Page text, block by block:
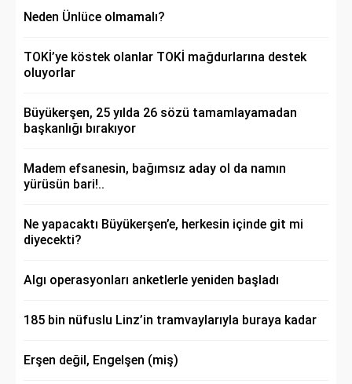
Neden Ünlüce olmamalı?
TOKİ’ye köstek olanlar TOKİ mağdurlarına destek
oluyorlar
Büyükerşen, 25 yılda 26 sözü tamamlayamadan
başkanlığı bırakıyor
Madem efsanesin, bağımsız aday ol da namın
yürüsün bari!..
Ne yapacaktı Büyükerşen’e, herkesin içinde git mi
diyecekti?
Algı operasyonları anketlerle yeniden başladı
185 bin nüfuslu Linz’in tramvaylarıyla buraya kadar
Erşen değil, Engelşen (miş)